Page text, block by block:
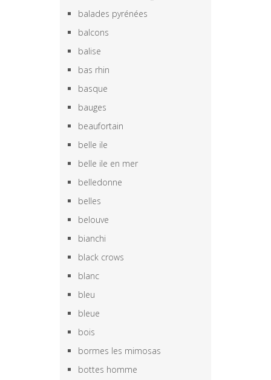
balades pyrénées
balcons
balise
bas rhin
basque
bauges
beaufortain
belle ile
belle ile en mer
belledonne
belles
belouve
bianchi
black crows
blanc
bleu
bleue
bois
bormes les mimosas
bottes homme